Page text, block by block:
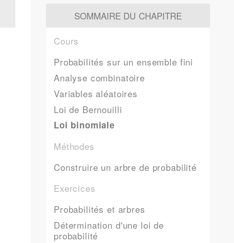
SOMMAIRE DU CHAPITRE
Cours
Probabilités sur un ensemble fini
Analyse combinatoire
Variables aléatoires
Loi de Bernouilli
Loi binomiale
Méthodes
Construire un arbre de probabilité
Exercices
Probabilités et arbres
Détermination d'une loi de
probabilité